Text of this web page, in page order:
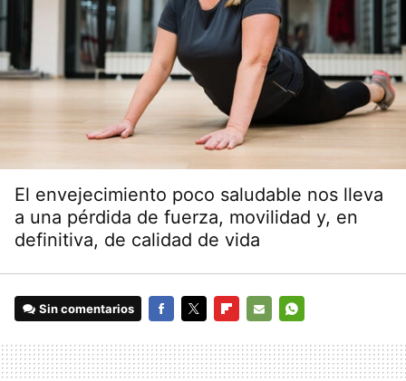
El envejecimiento poco saludable nos lleva
a una pérdida de fuerza, movilidad y, en
definitiva, de calidad de vida
Sin comentarios
MAIL